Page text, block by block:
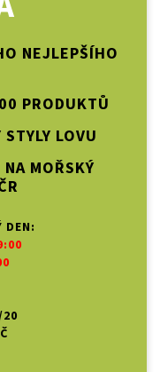
NEJLEPŠÍHO
PRODUKTŮ
LOVU
MOŘSKÝ
DEN: